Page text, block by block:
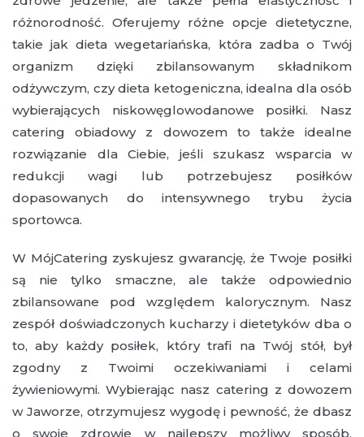
różnorodność. Oferujemy różne opcje dietetyczne,
takie jak dieta wegetariańska, która zadba o Twój
organizm dzięki zbilansowanym składnikom
odżywczym, czy dieta ketogeniczna, idealna dla osób
wybierających niskowęglowodanowe posiłki. Nasz
catering obiadowy z dowozem to także idealne
rozwiązanie dla Ciebie, jeśli szukasz wsparcia w
redukcji wagi lub potrzebujesz posiłków
dopasowanych do intensywnego trybu życia
sportowca.
W MójCatering zyskujesz gwarancję, że Twoje posiłki
są nie tylko smaczne, ale także odpowiednio
zbilansowane pod względem kalorycznym. Nasz
zespół doświadczonych kucharzy i dietetyków dba o
to, aby każdy posiłek, który trafi na Twój stół, był
zgodny z Twoimi oczekiwaniami i celami
żywieniowymi. Wybierając nasz catering z dowozem
w Jaworze, otrzymujesz wygodę i pewność, że dbasz
o swoje zdrowie w najlepszy możliwy sposób.